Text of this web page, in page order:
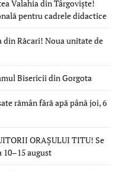
Valahia din Târgoviște!
pentru cadrele didactice
din Răcari! Noua unitate de
Bisericii din Gorgota
rămân fără apă până joi, 6
ORAȘULUI TITU! Se
august